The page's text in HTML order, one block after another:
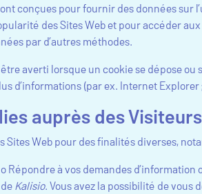
conçues pour fournir des données sur
des Sites Web et pour accéder
par d’autres méthodes.
averti lorsque un cookie se dépose ou
d’informations (par ex. Internet Explorer
auprès des Visiteurs
Web pour des finalités diverses,
Répondre à vos demandes
Kalisio. Vous avez la possibilité de vous